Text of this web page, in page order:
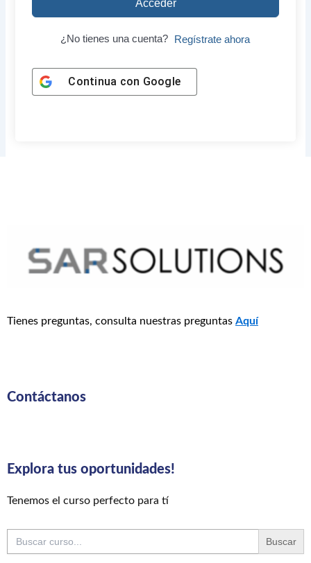
Acceder
¿No tienes una cuenta? Regístrate ahora
Continua con Google
Tienes preguntas, consulta nuestras preguntas Aquí
Contáctanos
Explora tus oportunidades!
Tenemos el curso perfecto para tí
Buscar: